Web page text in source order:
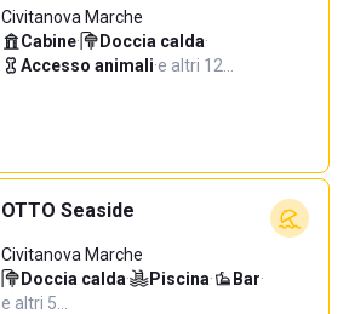
Civitanova Marche
Cabine· Doccia calda·
Accesso animali·e altri 12…
OTTO Seaside
Civitanova Marche
Doccia calda· Piscina· Bar·
e altri 5…